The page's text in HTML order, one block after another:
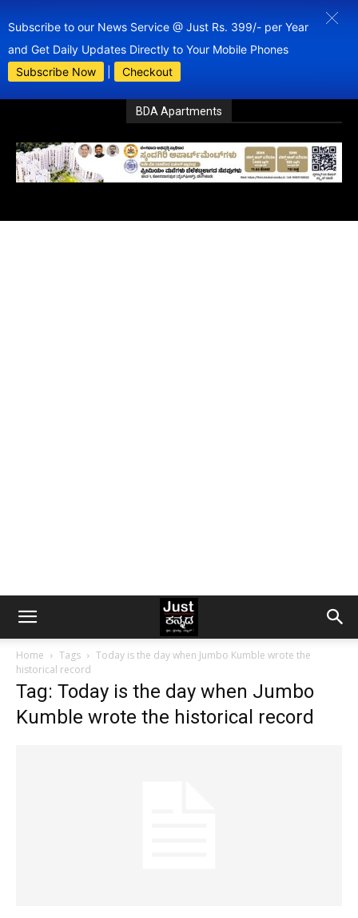
Subscribe to our News Service @ Just Rs. 399/- per Year
and Get Daily Updates Directly to Your Mobile Phones
Subscribe Now
Checkout
BDA Apartments
Home Tags
Today is the day when Jumbo Kumble wrote the
historical record
Tag: Today is the day when Jumbo
Kumble wrote the historical record